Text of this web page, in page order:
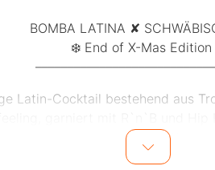
BOMBA LATINA ✘
❄️ End of X-Mas
Latin-Cocktail bestehend aus
schmeckt!